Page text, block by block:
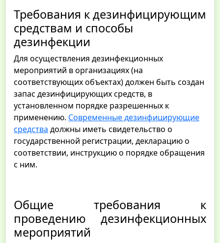
Требования к дезинфицирующим
средствам и способы
дезинфекции
Для осуществления дезинфекционных
мероприятий в организациях (на
соответствующих объектах) должен быть создан
запас дезинфицирующих средств, в
установленном порядке разрешенных к
применению. Современные дезинфицирующие
средства должны иметь свидетельство о
государственной регистрации, декларацию о
соответствии, инструкцию о порядке обращения
с ним.
Общие требования к
проведению дезинфекционных
мероприятий